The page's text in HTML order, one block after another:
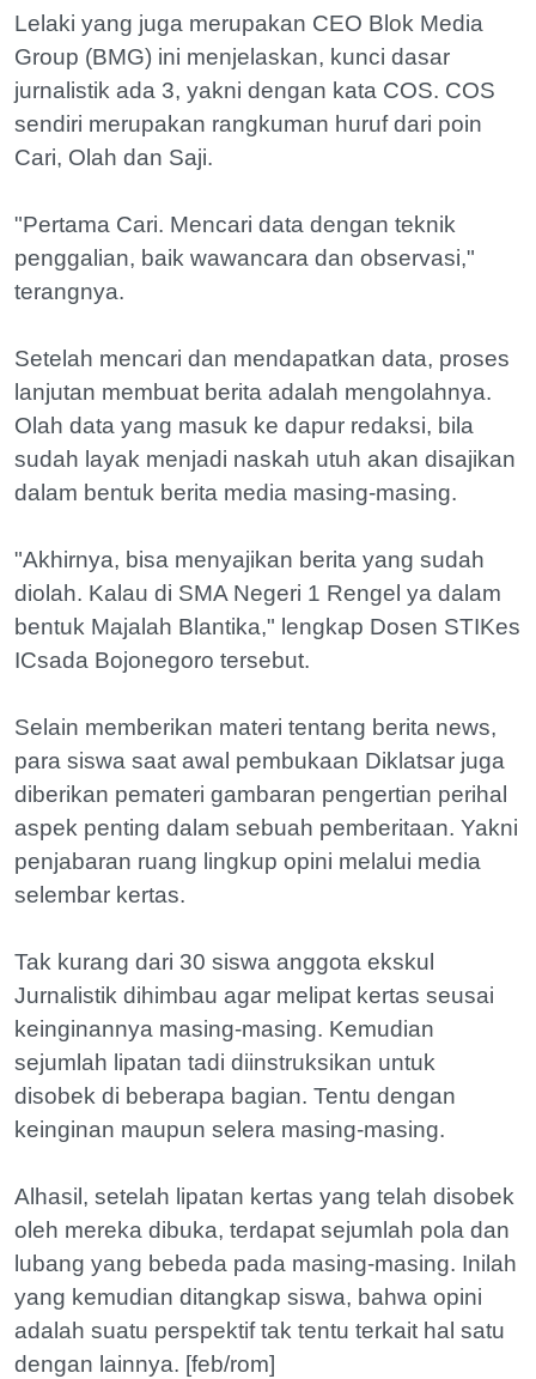
‎Lelaki yang juga merupakan CEO Blok Media
Group (BMG) ‎ini menjelaskan, kunci dasar
jurnalistik ada 3, yakni dengan kata COS. COS
sendiri merupakan rangkuman huruf dari poin
Cari, Olah dan Saji.
"‎Pertama Cari. Mencari data dengan teknik
penggalian, baik wawancara dan observasi,"
terangnya.
‎Setelah mencari dan mendapatkan data, proses
lanjutan membuat berita adalah mengolahnya.
Olah data yang masuk ke dapur redaksi, bila
sudah layak menjadi naskah utuh akan disajikan
dalam bentuk berita media masing-masing.
"Akhirnya, bisa menyajikan berita yang sudah
diolah.‎ Kalau di SMA Negeri 1 Rengel ya dalam
bentuk Majalah Blantika‎," lengkap Dosen STIKes
ICsada Bojonegoro tersebut.
Selain memberikan materi tentang berita news,
para siswa saat awal pembukaan Diklatsar juga
diberikan pemateri gambaran ‎pengertian perihal
aspek penting dalam sebuah pemberitaan. Yakni
penjabaran ruang lingkup opini melalui media
selembar kertas.
‎Tak kurang dari 30 siswa anggota ekskul
Jurnalistik dihimbau agar melipat kertas seusai
keinginannya masing-masing. Kemudian
sejumlah lipatan tadi diinstruksikan untuk
disobek di beberapa bagian. Tentu dengan
keinginan maupun selera masing-masing.
Alhasil, setelah lipatan kertas yang telah disobek
oleh mereka ‎dibuka, terdapat sejumlah pola dan
lubang yang bebeda pada masing-masing. Inilah
yang kemudian ditangkap siswa, bahwa opini
adalah suatu perspektif tak tentu terkait hal‎ satu
dengan lainnya. [feb/rom]